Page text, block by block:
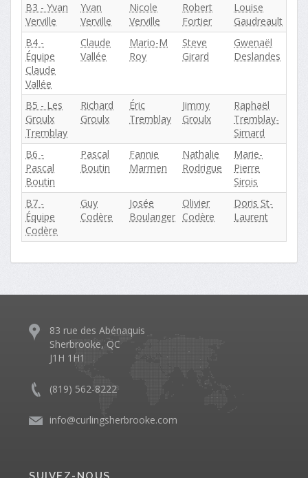
B3 - Yvan
Verville
Yvan
Verville
Nicole
Verville
Robert
Fortier
Louise
Gaudreault
B4 -
Équipe
Claude
Vallée
Claude
Vallée
Mario-M
Roy
Steve
Girard
Gwenaël
Deslandes
B5 - Les
Groulx
Tremblay
Richard
Groulx
Éric
Tremblay
Jimmy
Groulx
Raphaël
Tremblay-
Simard
B6 -
Pascal
Boutin
Pascal
Boutin
Fannie
Marmen
Nathalie
Rodrigue
Marie-
Pierre
Sirois
B7 -
Équipe
Codère
Guy
Codère
Josée
Boulanger
Olivier
Codère
Doris St-
Laurent
83 rue des Abénaquis
Sherbrooke, QC
J1H 1H1
(819) 562-8222
info@curlingsherbrooke.com